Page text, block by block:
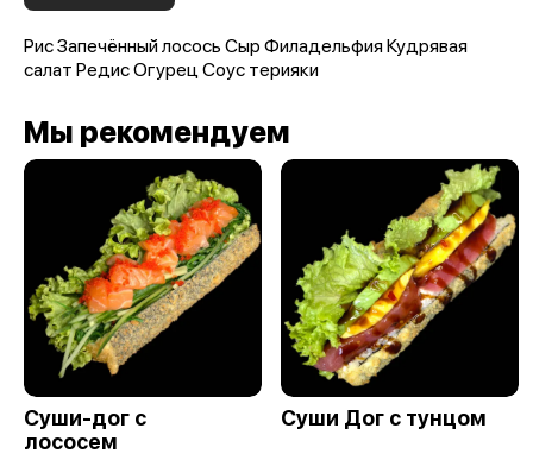
Рис Запечённый лосось Сыр Филадельфия Кудрявая
салат Редис Огурец Соус терияки
Мы рекомендуем
Суши-дог с
лососем
Суши Дог с тунцом